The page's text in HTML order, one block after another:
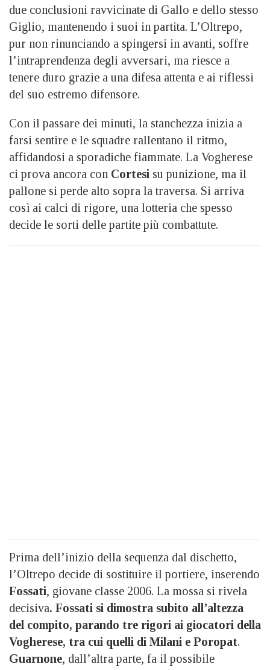
due conclusioni ravvicinate di Gallo e dello stesso
Giglio, mantenendo i suoi in partita. L’Oltrepo,
pur non rinunciando a spingersi in avanti, soffre
l’intraprendenza degli avversari, ma riesce a
tenere duro grazie a una difesa attenta e ai riflessi
del suo estremo difensore.
Con il passare dei minuti, la stanchezza inizia a
farsi sentire e le squadre rallentano il ritmo,
affidandosi a sporadiche fiammate. La Vogherese
ci prova ancora con Cortesi su punizione, ma il
pallone si perde alto sopra la traversa. Si arriva
così ai calci di rigore, una lotteria che spesso
decide le sorti delle partite più combattute.
Prima dell’inizio della sequenza dal dischetto,
l’Oltrepo decide di sostituire il portiere, inserendo
Fossati, giovane classe 2006. La mossa si rivela
decisiva. Fossati si dimostra subito all’altezza
del compito, parando tre rigori ai giocatori della
Vogherese, tra cui quelli di Milani e Poropat.
Guarnone, dall’altra parte, fa il possibile